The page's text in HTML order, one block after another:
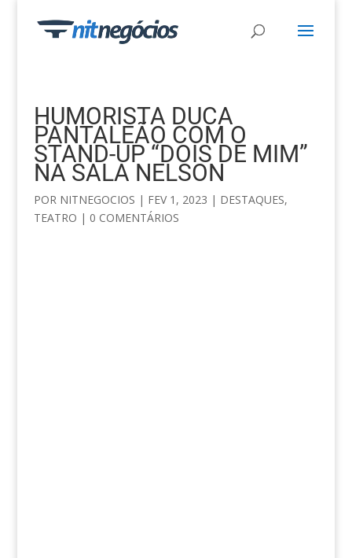
HUMORISTA DUCA
PANTALEÃO COM O
STAND-UP “DOIS DE MIM”
NA SALA NELSON
POR NITNEGOCIOS | FEV 1, 2023 | DESTAQUES,
TEATRO | 0 COMENTÁRIOS